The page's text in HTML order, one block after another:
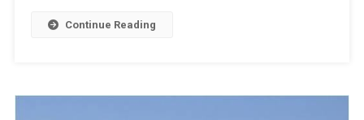
বিভাগ।
Continue Reading